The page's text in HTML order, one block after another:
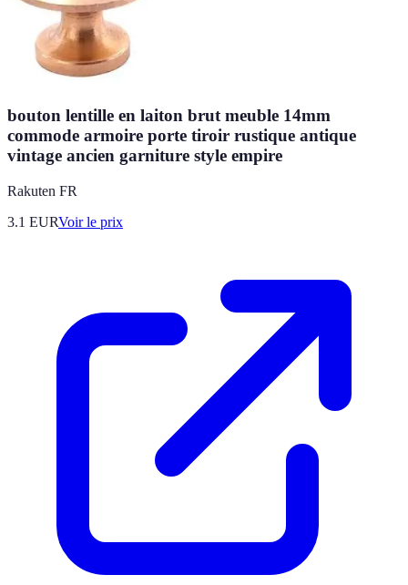
bouton lentille en laiton brut meuble 14mm
commode armoire porte tiroir rustique antique
vintage ancien garniture style empire
Rakuten FR
3.1 EURVoir le prix